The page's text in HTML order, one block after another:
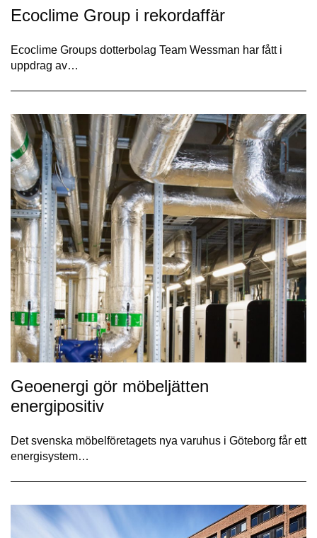
Ecoclime Group i rekordaffär
Ecoclime Groups dotterbolag Team Wessman har fått i
uppdrag av…
Geoenergi gör möbeljätten
energipositiv
Det svenska möbelföretagets nya varuhus i Göteborg får ett
energisystem…